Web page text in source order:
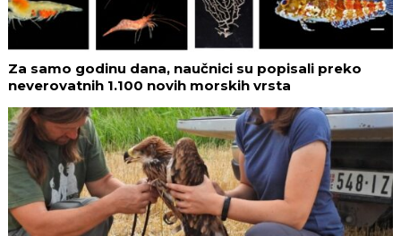
Za samo godinu dana, naučnici su popisali preko
neverovatnih 1.100 novih morskih vrsta